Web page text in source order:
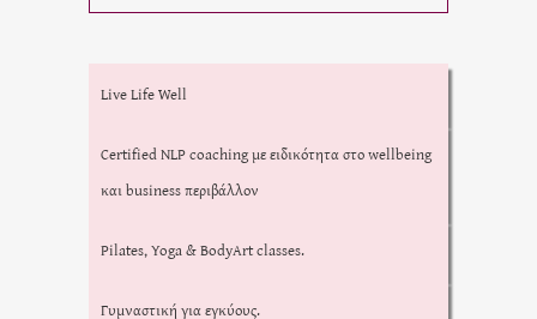
Live Life Well
Certified NLP coaching με ειδικότητα στο wellbeing
και business περιβάλλον
Pilates, Yoga & BodyArt classes.
Γυμναστική για εγκύους.